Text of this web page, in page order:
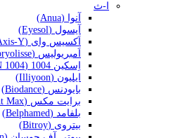
ا-ث
آنوا (Anua)
آیسول (Eyesol)
اَکسیس وای (Axis-Y)
اَمبریولیس (Embryolisse)
اِسکین 1004 (SKIN 1004)
ایلیون (Illiyoon)
بایودنس (Biodance)
برایت مکس (Bright Max)
بلفامد (Belphamed)
بیتروی (Bitroy)